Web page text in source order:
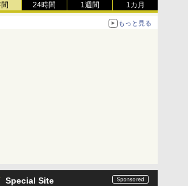
24時間 1週間 1カ月
もっと見る
Special Site